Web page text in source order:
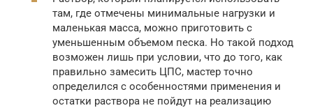
там, где отмечены минимальные нагрузки и
маленькая масса, можно приготовить с
уменьшенным объемом песка. Но такой подход
возможен лишь при условии, что до того, как
правильно замесить ЦПС, мастер точно
определился с особенностями применения и
остатки раствора не пойдут на реализацию